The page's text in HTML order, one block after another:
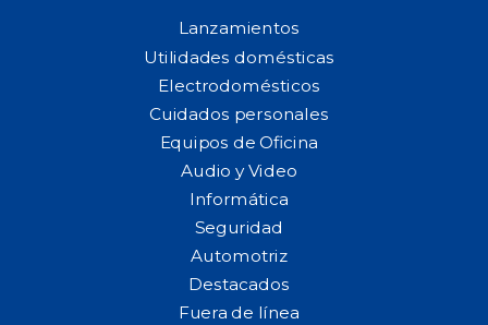
Lanzamientos
Utilidades domésticas
Electrodomésticos
Cuidados personales
Equipos de Oficina
Audio y Video
Informática
Seguridad
Automotriz
Destacados
Fuera de línea